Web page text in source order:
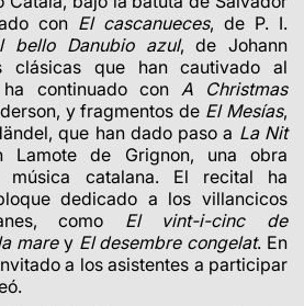
con El cascanueces, de P. I.
bello Danubio azul, de Johann
clásicas que han cautivado al
continuado conA Christmas
y fragmentos de El Mesías,
que han dado paso a La Nit
Lamote de Grignon, una obra
catalana. El recital ha
dedicado a los villancicos
como El vint-i-cinc de
marey El desembre congelat. En
a los asistentes a participar